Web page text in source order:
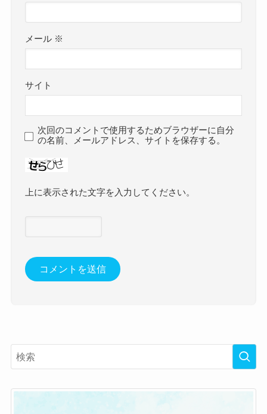
メール ※
サイト
次回のコメントで使用するためブラウザーに自分
の名前、メールアドレス、サイトを保存する。
上に表示された文字を入力してください。